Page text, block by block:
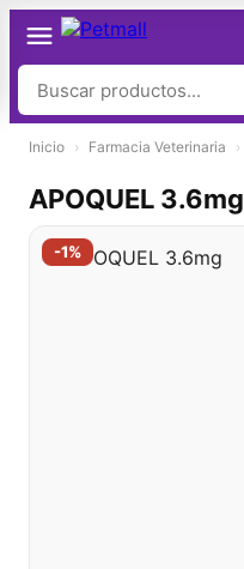
contenido
Inicio › Farmacia Veterinaria ›
-1%
APOQUEL 3.6mg